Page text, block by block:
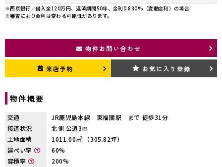
※西京銀行／借入金120万円、返済期間50年、金利0.880%（変動金利）の場合
※審査により金利は変わる可能性があります。
物件お問い合わせ
来店予約 お気に入り登録
物件概要
交通
JR鹿児島本線 東福間駅 まで 徒歩31分
接道状況
北側 公道3m
土地面積
1011.00㎡ （305.82坪）
建ぺい率
60%
容積率
200%